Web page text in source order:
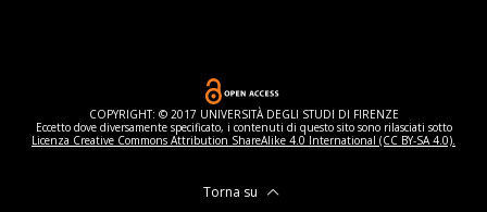
COPYRIGHT: © 2017 UNIVERSITÀ DEGLI STUDI DI FIRENZE
Eccetto dove diversamente specificato, i contenuti di questo sito sono rilasciati sotto
Licenza Creative Commons Attribution ShareAlike 4.0 International (CC BY-SA 4.0).
Torna su